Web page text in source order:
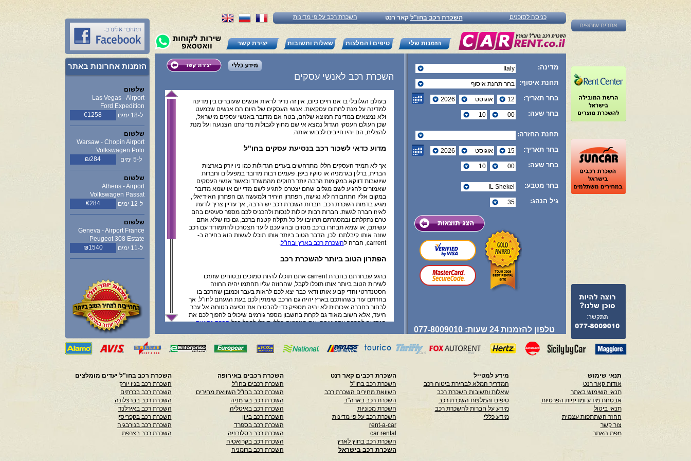
תתחבר אלינו ב-
הזמנות אחרונות באתר
שלשום
Las Vegas - Airport
Ford Expedition
€1258
ל-18 ימים
שלשום
Warsaw - Chopin Airport
Volkswagen Polo
₪284
ל-5 ימים
שלשום
Athens - Airport
Volkswagen Passat
€284
ל-12 ימים
שלשום
Geneva - Airport France
Peugeot 308 Estate
₪1540
ל-11 ימים
השכרת רכב על פי מדינות השכרת רכב בחו"לקאר רנט כניסה לסוכנים
הזמנות שלי טיפים / המלצות שאלות ותשובות יצירת קשר
השכרת רכב לאנשי עסקים
בעולם הגלובלי בו אנו חיים כיום, אין זה נדיר לראות אנשים שעוברים בין מדינה
למדינה על מנת לחתום עסקאות. אנשי העסקים של היום הם אנשים שכמעט
ולא נמצאים במדינת המוצא שלהם, בטח אם מדובר באנשי עסקים מישראל,
שכן העולם העסקי הגדול נמצא אי שם מחוץ לגבולות מדינתנו הצנועה ועל מנת
להצליח, הם יהיו חייבים לכבוש אותה.
מדוע כדאי לשכור רכב בנסיעת עסקים בחו"ל
אך לא תמיד העסקים הללו מתרחשים בערים הגדולות כמו ניו יורק בארצות
הברית, ברלין בגרמניה או טוקיו ביפן. פעמים רבות מדובר במפעלים וחברות
שיושבות דווקא במקומות הרבה יותר רחוקים מהמשרד וכאשר אנשי העסקים
שאמורים להגיע לשם מגלים שהם יצטרכו להגיע לשם מדי יום או שמא מדובר
במקום אליו התחבורה לא נגישה, הפתרון היחיד ולמעשה גם הפתרון האידיאלי,
מגיע בדמות השכרת רכב. חברות השכרת רכב יש הרבה, אך עדיין צריך לדעת
לאיזו חברה לגשת. חברות רבות יכולות לנסות ולהכניס לכם מספר סעיפים בהם
טרם נתקלתם ובמסגרתם תחויבו על כל תקלה קטנה ברכב, גם כזו שלא אתם
עשיתם, או שמא תבחרו ברכב מסוים ובהגיעכם ליעד תצטרכו להתמודד עם רכב
שונה אותו קיבלתם. לכן, הדבר הטוב ביותר אותו תוכלו לעשות הוא בחירה ב-
carrent, חברה ל
השכרת רכב בארץ ובחו"ל.
הפתרון הטוב ביותר להשכרת רכב
ברגע שבחרתם בחברת carrent אתם תוכלו להיות סמוכים ובטוחים שתזכו
לשירות הטוב ביותר אותו תוכלו לקבל, שהחוזה עליו תחתמו יהיה החוזה
הסטנדרטי והדי קבוע אותו ודאי כבר יצא לכם לראות בעבר וכמובן שהרכב בו
בחרתם עוד בשהותכם בארץ יהיה גם הרכב שימתין לכם בעת הגעתם לחו"ל. אך
לבחור בחברה איכותית לא יהיה מספיק כדי להבטיח את נסיעה בטוחה אל עבר
היעד, אלא חשוב מאוד גם לקחת בחשבון מספר גורמים שיכולים להפוך לכם את
הנסיעה להרבה יותר טובה. את הגורמים הללו תוכלו לקבל בכלחברת נסיעות
אילו פרמטרים יש לקחת בחשבון בטרם שוכרים רכב בחו"ל
בוחרים רכב הוא מהו מזג האוויר הצפוי ביעד אליו אתם אמורים להגיע. כך
לדוגמא, אם מדובר במזג אוויר קיצי תוכלו לבחור בכל רכב בו תהיו מעוניינים,
אפילו בכאלה בעלי גג נפתח. לעומת זאת, אם מזג האוויר שממתין לכם הינו מזג
אוויר חורפי ואף מצפות לכם סופות, מוטב יהיה אם תדאגו לרכב בעל ערכה
לחורף, או אפילו ברכב בעל צמיגים עבים לכביש רטוב. עוד דבר עליו חשוב
להקפיד הוא רישיון נהיגה בינלאומי בתוקף, כמובן לצד הדרכון אותו חשוב מאוד
לזכור לקחת אתכם לכל מקום, זאת גם כדי להקל עליכם בעת ההשכרה וגם
במידה ותיאלצו לעצור בצד לבדיקה שגרתית של המשטרה המקומית.
מדינה:
תחנת איסוף:
בחר תאריך:
בחר שעה:
תחנת החזרה:
בחר תאריך:
בחר שעה:
בחר מטבע:
גיל הנהג:
טלפון להזמנות 24 שעות: 077-8009010
אתרים שותפים
תנאי שימוש
אודות קאר רנט
תנאי השימוש באתר
אבטחת מידע ומדיניות הפרטיות
תנאי ביטול
החזר השתתפות עצמית
צור קשר
מפת האתר
מידע למטייל
המדריך המלא לבחירת ביטוח רכב
שאלות ותשובות השכרת רכב
טיפים והמלצות השכרת רכב
מידע על חברות להשכרת רכב
מידע כללי
השכרת רכבים קאר רנט
השכרת רכב בחו"ל
השוואת מחירים השכרת רכב
השכרת רכב בארה"ב
השכרת מכוניות
השכרת רכב על פי מדינות
rent-a-car
car rental
השכרת רכב בחוץ לארץ
השכרת רכב בישראל
השכרת רכבים באירופה
השכרת רכבים בחו"ל
השכרת רכב בחו"ל השוואת מחירים
השכרת רכב בגרמניה
השכרת רכב באיטליה
השכרת רכב ביוון
השכרת רכב בספרד
השכרת רכב בסלובניה
השכרת רכב בקרואטיה
השכרת רכב ברומניה
השכרת רכב בחו"ל יעדים מומלצים
השכרת רכב בניו יורק
השכרת רכב בכרתים
השכרת רכב בברצלונה
השכרת רכב באירלנד
השכרת רכב בקפריסין
השכרת רכב בנורבגיה
השכרת רכב בצרפת